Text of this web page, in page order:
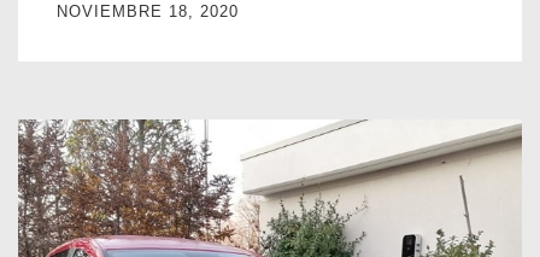
NOVIEMBRE 18, 2020